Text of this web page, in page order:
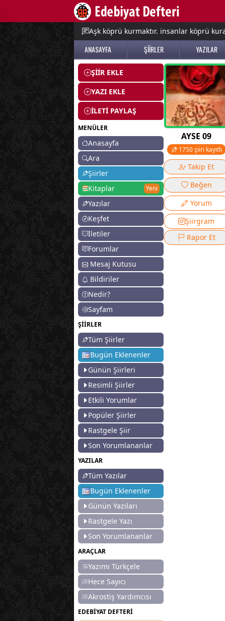
Aşk köprü kurmaktır. insanlar köprü
ANASAYFA ŞİİRLER YAZILAR
ŞİİR EKLE
YAZI EKLE
İLETİ PAYLAŞ
MENÜLER
Anasayfa
Ara
Şiirler
Kitaplar
Yeni
Yazılar
Keşfet
İletiler
Forumlar
Mesaj Kutusu
Bildiriler
Nedir?
Sayfam
ŞİİRLER
Tüm Şiirler
Bugün Eklenenler
Günün Şiirleri
Resimli Şiirler
Etkili Yorumlar
Popüler Şiirler
Rastgele Şiir
Son Yorumlananlar
YAZILAR
Tüm Yazılar
Bugün Eklenenler
Günün Yazıları
Rastgele Yazı
Son Yorumlananlar
ARAÇLAR
Yazımı Türkçele
Hece Sayıcı
Akrostiş Yardımcısı
EDEBİYAT DEFTERİ
AYSE 09
1750 şiiri kayıtlı
Takip Et
Beğen
Yorum
Şiirgram
Rapor Et
menu